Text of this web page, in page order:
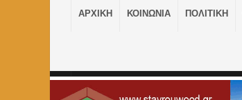
ΑΡΧΙΚΗ ΚΟΙΝΩΝΙΑ ΠΟΛΙΤΙΚΗ